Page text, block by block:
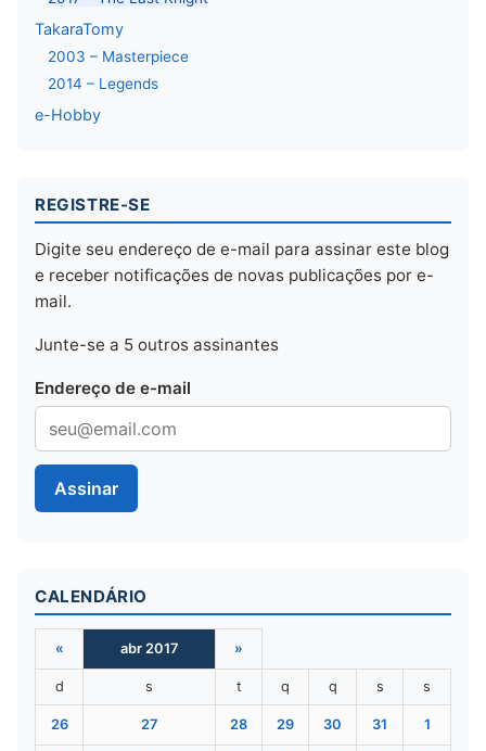
TakaraTomy
2003 – Masterpiece
2014 – Legends
e-Hobby
REGISTRE-SE
Digite seu endereço de e-mail para assinar este blog
e receber notificações de novas publicações por e-
mail.
Junte-se a 5 outros assinantes
Endereço de e-mail
Assinar
CALENDÁRIO
« abr 2017 »
d s t q q s s
26 27 28 29 30 31 1